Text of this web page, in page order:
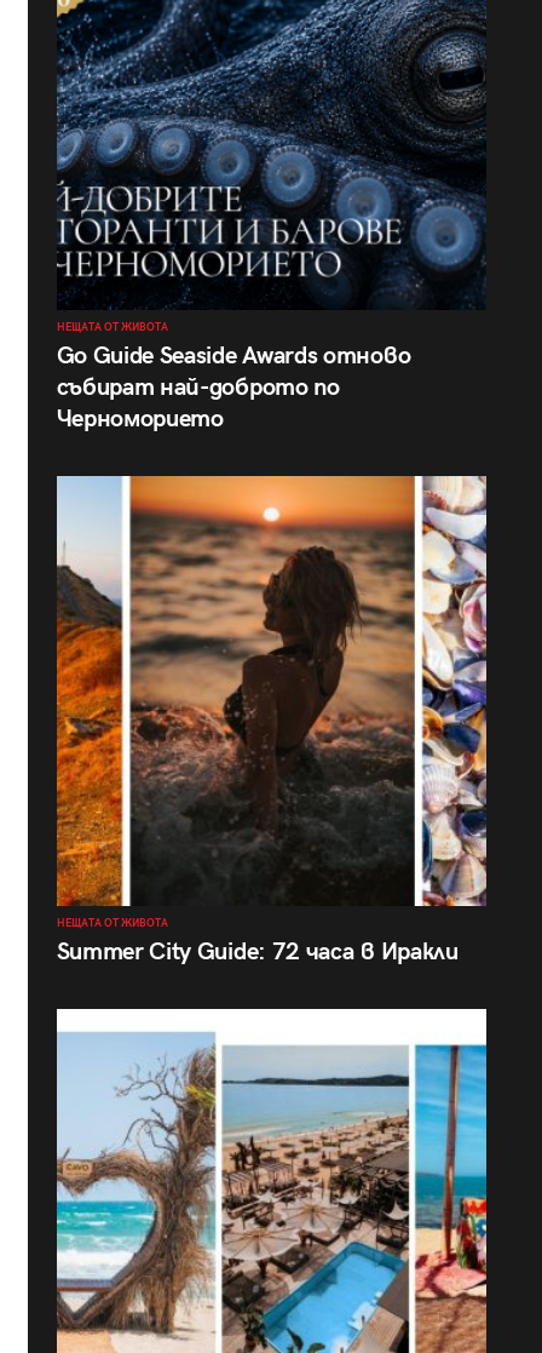
НЕЩАТА ОТ ЖИВОТА
Go Guide Seaside Awards отново
събират най-доброто по
Черноморието
НЕЩАТА ОТ ЖИВОТА
Summer City Guide: 72 часа в Иракли